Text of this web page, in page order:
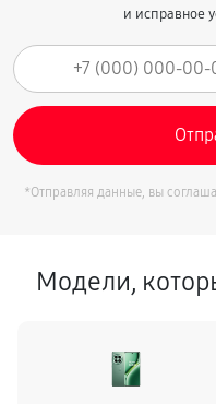
и исправное
*Отправляя данные, вы
Модели,